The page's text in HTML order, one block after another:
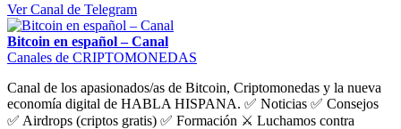
Ver Canal de Telegram
Bitcoin en español – Canal
Canales de CRIPTOMONEDAS
Canal de los apasionados/as de Bitcoin, Criptomonedas y la nueva
economía digital de HABLA HISPANA. ✅ Noticias ✅ Consejos
✅ Airdrops (criptos gratis) ✅ Formación ⚔️ Luchamos contra